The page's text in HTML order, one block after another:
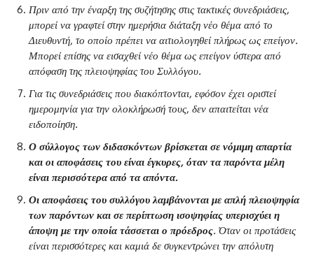
Πριν από την έναρξη της συζήτησης στις τακτικές συνεδριάσεις,
μπορεί να γραφτεί στην ημερήσια διάταξη νέο θέμα από το
Διευθυντή, το οποίο πρέπει να αιτιολογηθεί πλήρως ως επείγον.
Μπορεί επίσης να εισαχθεί νέο θέμα ως επείγον ύστερα από
απόφαση της πλειοψηφίας του Συλλόγου.
Για τις συνεδριάσεις που διακόπτονται, εφόσον έχει οριστεί
ημερομηνία για την ολοκλήρωσή τους, δεν απαιτείται νέα
ειδοποίηση.
Ο σύλλογος των διδασκόντων βρίσκεται σε νόμιμη απαρτία
και οι αποφάσεις του είναι έγκυρες, όταν τα παρόντα μέλη
είναι περισσότερα από τα απόντα.
Οι αποφάσεις του συλλόγου λαμβάνονται με απλή πλειοψηφία
των παρόντων και σε περίπτωση ισοψηφίας υπερισχύει η
άποψη με την οποία τάσσεται ο πρόεδρος. Όταν οι προτάσεις
είναι περισσότερες και καμιά δε συγκεντρώνει την απόλυτη